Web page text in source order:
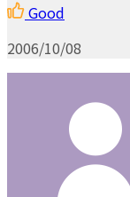
Good
2006/10/08